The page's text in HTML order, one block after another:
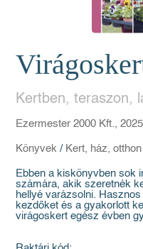
Kertben, teraszon,
Ezermester 2000 Kft.,
Könyvek / Kert, ház, otthon
Ebben a kiskönyvben sok
számára, akik szeretnék
hellyé varázsolni.
kezdőket és a gyakorlott
virágoskert egész évben